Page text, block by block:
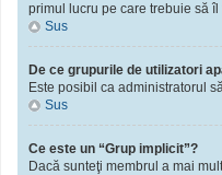
primul lucru pe care trebuie să
Sus
De ce grupurile de utilizatori
Este posibil ca administratorul
Sus
Ce este un “Grup implicit”?
Dacă sunteţi membrul a mai